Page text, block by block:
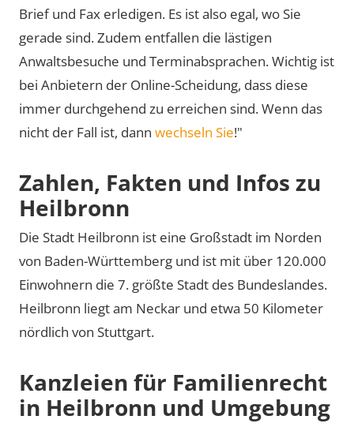
Brief und Fax erledigen. Es ist also egal, wo Sie
gerade sind. Zudem entfallen die lästigen
Anwaltsbesuche und Terminabsprachen. Wichtig ist
bei Anbietern der Online-Scheidung, dass diese
immer durchgehend zu erreichen sind. Wenn das
nicht der Fall ist, dann wechseln Sie!"
Zahlen, Fakten und Infos zu
Heilbronn
Die Stadt Heilbronn ist eine Großstadt im Norden
von Baden-Württemberg und ist mit über 120.000
Einwohnern die 7. größte Stadt des Bundeslandes.
Heilbronn liegt am Neckar und etwa 50 Kilometer
nördlich von Stuttgart.
Kanzleien für Familienrecht
in Heilbronn und Umgebung